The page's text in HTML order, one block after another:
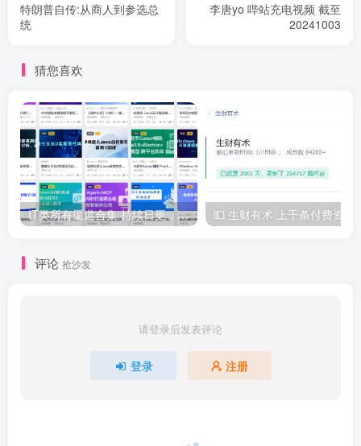
特朗普自传:从商人到参选总
统
李唐yo 哔站充电视频 截至
20241003
猜您喜欢
IT类所有渠道合集 持续日更，目前近四千多条资源 年费用户微信私信获取权限
评论 抢沙发
请登录后发表评论
登录 注册